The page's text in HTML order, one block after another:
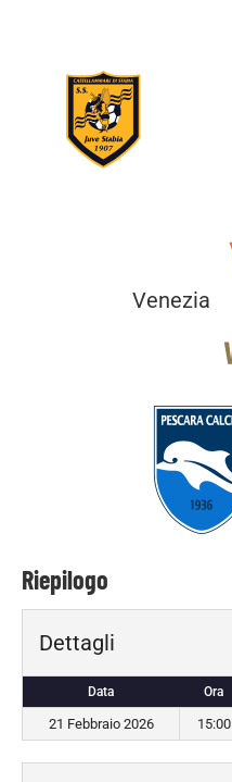
Venezia
Riepilogo
Dettagli
Data Ora
21 Febbraio 2026 15:00